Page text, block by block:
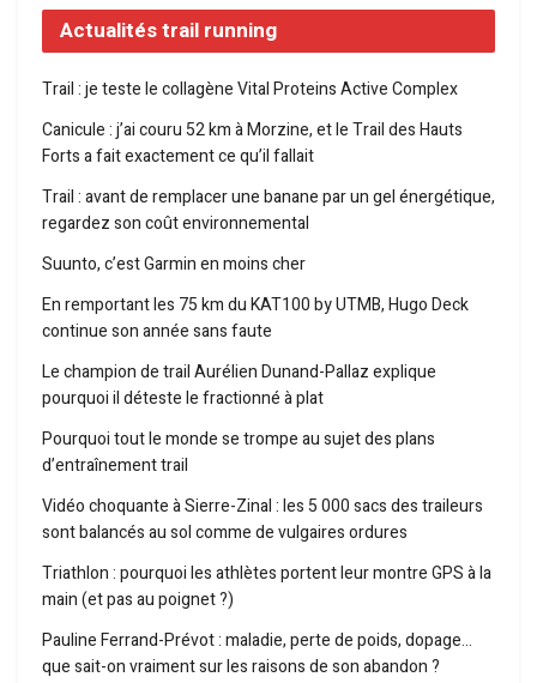
Actualités trail running
Trail : je teste le collagène Vital Proteins Active Complex
Canicule : j’ai couru 52 km à Morzine, et le Trail des Hauts
Forts a fait exactement ce qu’il fallait
Trail : avant de remplacer une banane par un gel énergétique,
regardez son coût environnemental
Suunto, c’est Garmin en moins cher
En remportant les 75 km du KAT100 by UTMB, Hugo Deck
continue son année sans faute
Le champion de trail Aurélien Dunand-Pallaz explique
pourquoi il déteste le fractionné à plat
Pourquoi tout le monde se trompe au sujet des plans
d’entraînement trail
Vidéo choquante à Sierre-Zinal : les 5 000 sacs des traileurs
sont balancés au sol comme de vulgaires ordures
Triathlon : pourquoi les athlètes portent leur montre GPS à la
main (et pas au poignet ?)
Pauline Ferrand-Prévot : maladie, perte de poids, dopage…
que sait-on vraiment sur les raisons de son abandon ?